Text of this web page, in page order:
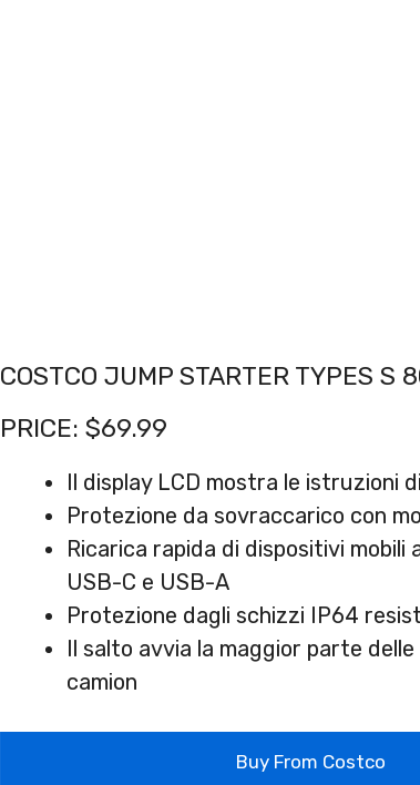
COSTCO JUMP STARTER TYPES S
PRICE: $69.99
Il display LCD mostra le istruzioni
Protezione da sovraccarico con
Ricarica rapida di dispositivi
USB-C e USB-A
Protezione dagli schizzi IP64
Il salto avvia la maggior parte
camion
Buy From Costco